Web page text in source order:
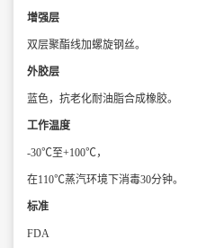
增强层
双层聚酯线加螺旋钢丝。
外胶层
蓝色，抗老化耐油脂合成橡胶。
工作温度
-30℃至+100℃，
在110℃蒸汽环境下消毒30分钟。
标准
FDA